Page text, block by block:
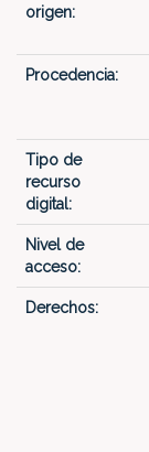
origen:
Procedencia:
Tipo de
recurso
digital:
Nivel de
acceso:
Derechos: